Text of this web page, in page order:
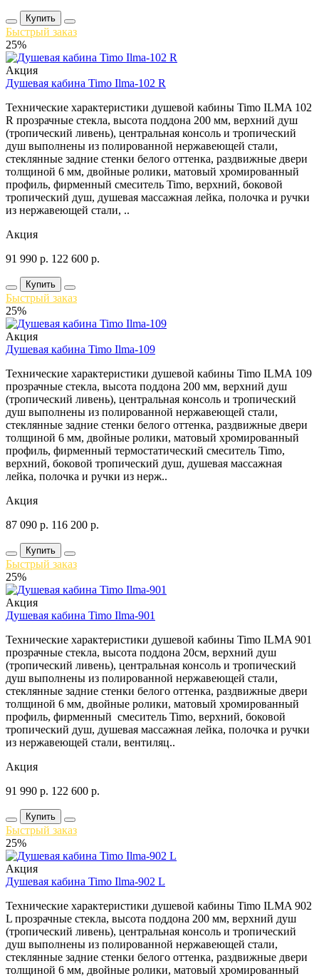
Купить
Быстрый заказ
25%
Акция
Душевая кабина Timo Ilma-102 R
Технические характеристики душевой кабины Timo ILMA 102
R прозрачные стекла, высота поддона 200 мм, верхний душ
(тропический ливень), центральная консоль и тропический
душ выполнены из полированной нержавеющей стали,
стеклянные задние стенки белого оттенка, раздвижные двери
толщиной 6 мм, двойные ролики, матовый хромированный
профиль, фирменный смеситель Timo, верхний, боковой
тропический душ, душевая массажная лейка, полочка и ручки
из нержавеющей стали, ..
Акция
91 990 р. 122 600 р.
Купить
Быстрый заказ
25%
Акция
Душевая кабина Timo Ilma-109
Технические характеристики душевой кабины Timo ILMA 109
прозрачные стекла, высота поддона 200 мм, верхний душ
(тропический ливень), центральная консоль и тропический
душ выполнены из полированной нержавеющей стали,
стеклянные задние стенки белого оттенка, раздвижные двери
толщиной 6 мм, двойные ролики, матовый хромированный
профиль, фирменный термостатический смеситель Timo,
верхний, боковой тропический душ, душевая массажная
лейка, полочка и ручки из нерж..
Акция
87 090 р. 116 200 р.
Купить
Быстрый заказ
25%
Акция
Душевая кабина Timo Ilma-901
Технические характеристики душевой кабины Timo ILMA 901
прозрачные стекла, высота поддона 20см, верхний душ
(тропический ливень), центральная консоль и тропический
душ выполнены из полированной нержавеющей стали,
стеклянные задние стенки белого оттенка, раздвижные двери
толщиной 6 мм, двойные ролики, матовый хромированный
профиль, фирменный смеситель Timo, верхний, боковой
тропический душ, душевая массажная лейка, полочка и ручки
из нержавеющей стали, вентиляц..
Акция
91 990 р. 122 600 р.
Купить
Быстрый заказ
25%
Акция
Душевая кабина Timo Ilma-902 L
Технические характеристики душевой кабины Timo ILMA 902
L прозрачные стекла, высота поддона 200 мм, верхний душ
(тропический ливень), центральная консоль и тропический
душ выполнены из полированной нержавеющей стали,
стеклянные задние стенки белого оттенка, раздвижные двери
толщиной 6 мм, двойные ролики, матовый хромированный